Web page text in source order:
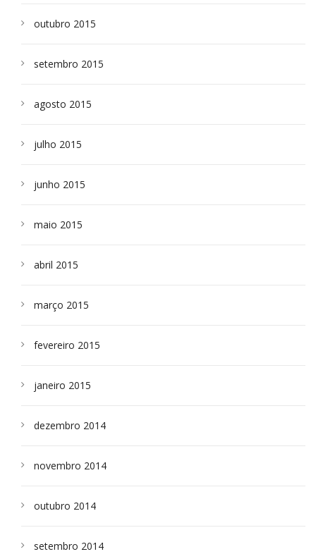
outubro 2015
setembro 2015
agosto 2015
julho 2015
junho 2015
maio 2015
abril 2015
março 2015
fevereiro 2015
janeiro 2015
dezembro 2014
novembro 2014
outubro 2014
setembro 2014